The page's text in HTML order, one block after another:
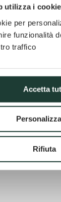
utilizza i cookie
per
funzionalità
traffico
Accetta
Personalizza
Rifiuta